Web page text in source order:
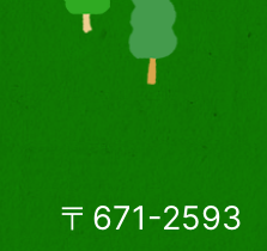
〒671-2593